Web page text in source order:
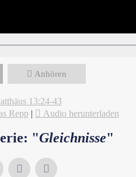
Anhören
13:24-43
Repp | Audio herunterladen
"Gleichnisse"